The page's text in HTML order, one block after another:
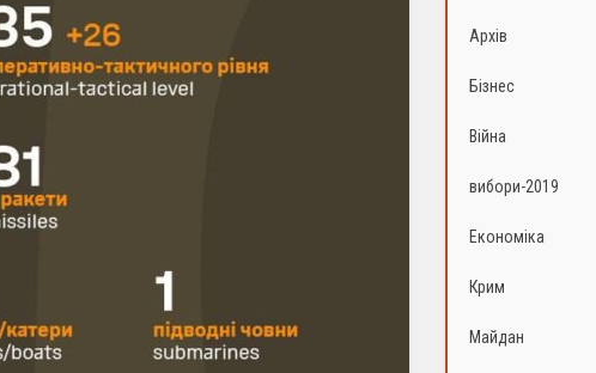
Архів
Бізнес
Війна
вибори-2019
Економіка
Крим
Майдан